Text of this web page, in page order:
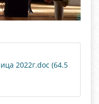
2022г.doc (64.5